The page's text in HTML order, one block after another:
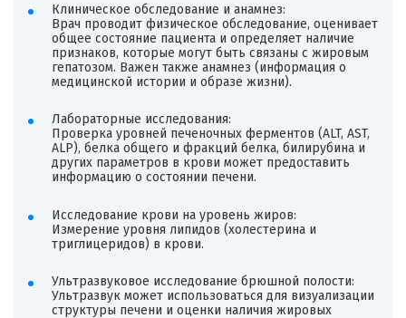
Клиническое обследование и анамнез:
Врач проводит физическое обследование, оценивает
общее состояние пациента и определяет наличие
признаков, которые могут быть связаны с жировым
гепатозом. Важен также анамнез (информация о
медицинской истории и образе жизни).
Лабораторные исследования:
Проверка уровней печеночных ферментов (ALT, AST,
ALP), белка общего и фракций белка, билирубина и
других параметров в крови может предоставить
информацию о состоянии печени.
Исследование крови на уровень жиров:
Измерение уровня липидов (холестерина и
триглицеридов) в крови.
Ультразвуковое исследование брюшной полости:
Ультразвук может использоваться для визуализации
структуры печени и оценки наличия жировых